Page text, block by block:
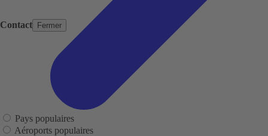
Contact Fermer
Pays populaires
Aéroports populaires